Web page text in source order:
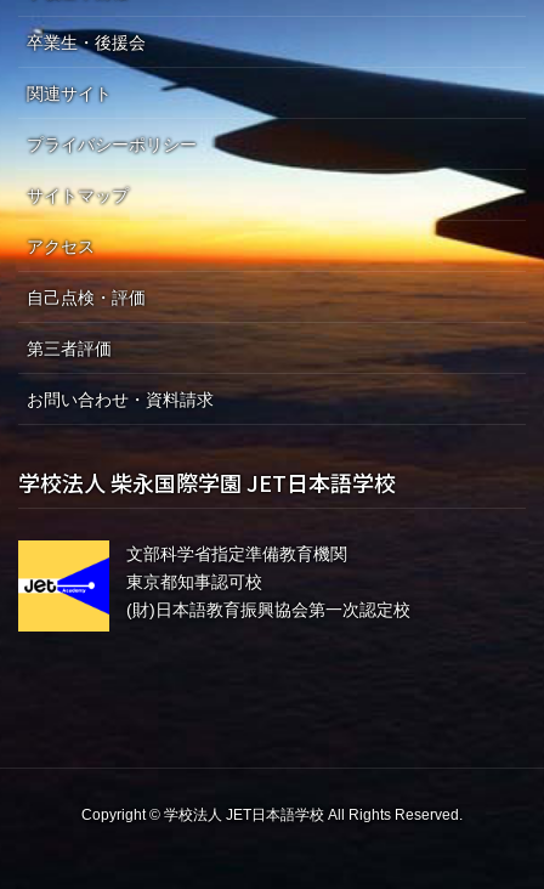
卒業生・後援会
関連サイト
プライバシーポリシー
サイトマップ
アクセス
自己点検・評価
第三者評価
お問い合わせ・資料請求
学校法人 柴永国際学園 JET日本語学校
文部科学省指定準備教育機関
東京都知事認可校
(財)日本語教育振興協会第一次認定校
Copyright © 学校法人 JET日本語学校 All Rights Reserved.